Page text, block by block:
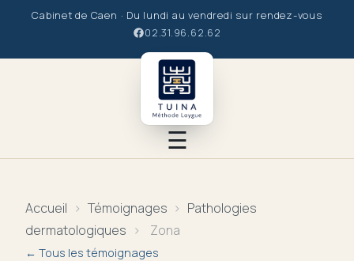
Cabinet de Caen · Du lundi au vendredi sur rendez-vous
02.31.96.62.62
☰
Le praticien
Accueil › Témoignages › Pathologies
dermatologiques › Zona
← Tous les témoignages